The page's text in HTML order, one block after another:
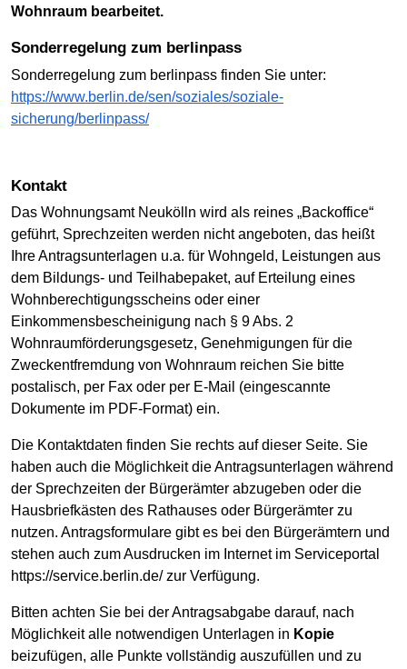
Wohnraum bearbeitet.
Sonderregelung zum berlinpass
Sonderregelung zum berlinpass finden Sie unter:
https://www.berlin.de/sen/soziales/soziale-
sicherung/berlinpass/
Kontakt
Das Wohnungsamt Neukölln wird als reines „Backoffice“
geführt, Sprechzeiten werden nicht angeboten, das heißt
Ihre Antragsunterlagen u.a. für Wohngeld, Leistungen aus
dem Bildungs- und Teilhabepaket, auf Erteilung eines
Wohnberechtigungsscheins oder einer
Einkommensbescheinigung nach § 9 Abs. 2
Wohnraumförderungsgesetz, Genehmigungen für die
Zweckentfremdung von Wohnraum reichen Sie bitte
postalisch, per Fax oder per E-Mail (eingescannte
Dokumente im PDF-Format) ein.
Die Kontaktdaten finden Sie rechts auf dieser Seite. Sie
haben auch die Möglichkeit die Antragsunterlagen während
der Sprechzeiten der Bürgerämter abzugeben oder die
Hausbriefkästen des Rathauses oder Bürgerämter zu
nutzen. Antragsformulare gibt es bei den Bürgerämtern und
stehen auch zum Ausdrucken im Internet im Serviceportal
https://service.berlin.de/ zur Verfügung.
Bitten achten Sie bei der Antragsabgabe darauf, nach
Möglichkeit alle notwendigen Unterlagen in Kopie
beizufügen, alle Punkte vollständig auszufüllen und zu